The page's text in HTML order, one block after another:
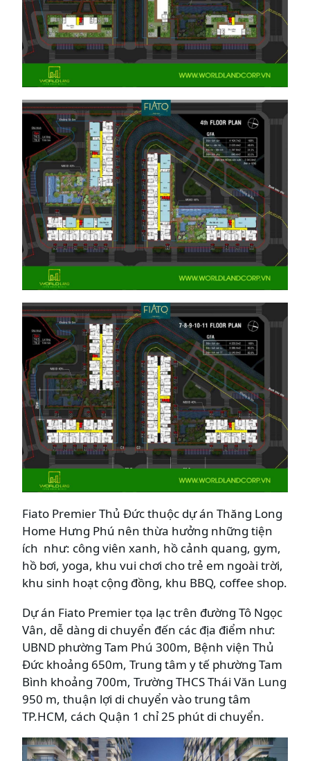
Fiato Premier Thủ Đức thuộc dự án Thăng Long
Home Hưng Phú nên thừa hưởng những tiện
ích như: công viên xanh, hồ cảnh quang, gym,
hồ bơi, yoga, khu vui chơi cho trẻ em ngoài trời,
khu sinh hoạt cộng đồng, khu BBQ, coffee shop.
Dự án Fiato Premier tọa lạc trên đường Tô Ngọc
Vân, dễ dàng di chuyển đến các địa điểm như:
UBND phường Tam Phú 300m, Bệnh viện Thủ
Đức khoảng 650m, Trung tâm y tế phường Tam
Bình khoảng 700m, Trường THCS Thái Văn Lung
950 m, thuận lợi di chuyển vào trung tâm
TP.HCM, cách Quận 1 chỉ 25 phút di chuyển.